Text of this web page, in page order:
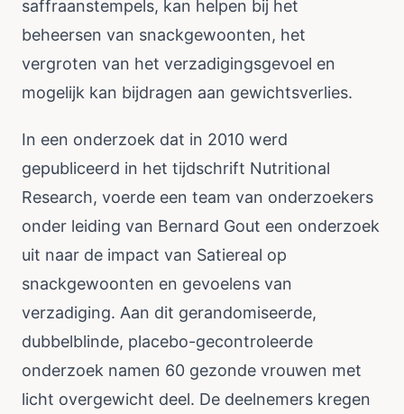
saffraanstempels, kan helpen bij het
beheersen van snackgewoonten, het
vergroten van het verzadigingsgevoel en
mogelijk kan bijdragen aan gewichtsverlies.
In een onderzoek dat in 2010 werd
gepubliceerd in het tijdschrift Nutritional
Research, voerde een team van onderzoekers
onder leiding van Bernard Gout een onderzoek
uit naar de impact van Satiereal op
snackgewoonten en gevoelens van
verzadiging. Aan dit gerandomiseerde,
dubbelblinde, placebo-gecontroleerde
onderzoek namen 60 gezonde vrouwen met
licht overgewicht deel. De deelnemers kregen